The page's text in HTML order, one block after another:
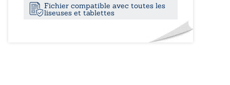
Fichier compatible avec toutes les
liseuses et tablettes